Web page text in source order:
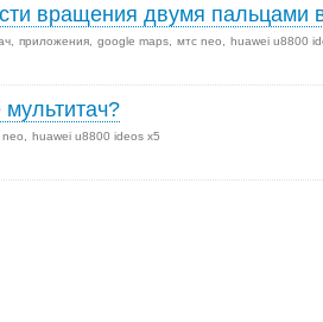
вращения двумя пальцами
приложения google maps мтс neo huawei u8800
мультитач?
neo huawei u8800 ideos x5